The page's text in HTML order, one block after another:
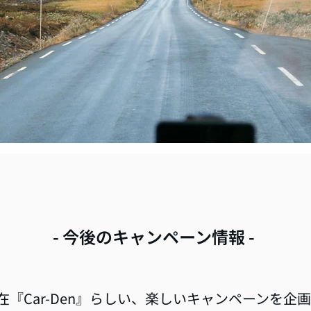
- 今後のキャンペーン情報 -
『Car-Den』らしい、楽しいキャンペーンを企